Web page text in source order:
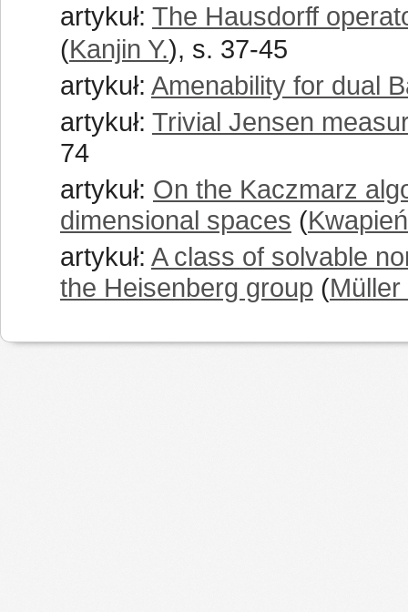
artykuł: The Hausdorff
(Kanjin Y.), s. 37-45
artykuł: Amenability for dual
artykuł: Trivial Jensen
74
artykuł: On the Kaczmarz
dimensional spaces (
artykuł: A class of solvable
the Heisenberg group (Müller